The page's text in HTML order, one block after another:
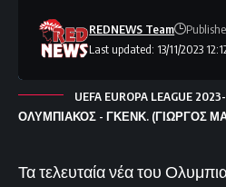
Last updated: 13/11/2023
REDNEWS Team
UEFA EUROPA LEAGUE
ΟΛΥΜΠΙΑΚΟΣ - ΓΚΕΝΚ. (ΓΙΩΡΓΟΣ
Τα τελευταία νέα του